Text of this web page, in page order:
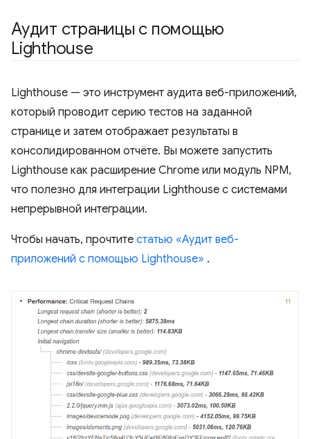
Аудит страницы с помощью
Lighthouse
Lighthouse — это инструмент аудита веб-приложений,
который проводит серию тестов на заданной
странице и затем отображает результаты в
консолидированном отчёте. Вы можете запустить
Lighthouse как расширение Chrome или модуль NPM,
что полезно для интеграции Lighthouse с системами
непрерывной интеграции.
Чтобы начать, прочтите статью «Аудит веб-
приложений с помощью Lighthouse» .